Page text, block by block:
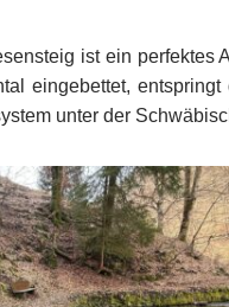
ist ein perfektes
eingebettet,
unter der